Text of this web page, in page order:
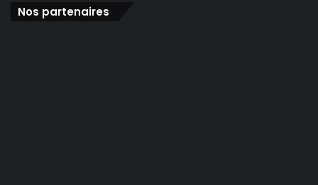
Nos partenaires